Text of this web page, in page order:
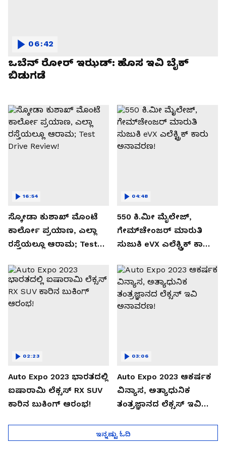
ಒಬೆನ್ ರೋರ್ ಇಝಡ್: ಹೊಸ ಇವಿ ಬೈಕ್
ಬಿಡುಗಡೆ
06:42
ಸ್ಕೋಡಾ ಕುಶಾಖ್ ಮೊಂಟೆ
ಕಾರ್ಲೋ ಪ್ರಯಾಣ, ಎಲ್ಲಾ
ರಸ್ತೆಯಲ್ಲೂ ಆರಾಮ; Test
16:54
550 ಕಿ.ಮೀ ಮೈಲೇಜ್,
ಗೇಮ್‌ಚೇಂಜರ್ ಮಾರುತಿ
ಸುಜುಕಿ eVX ಎಲೆಕ್ಟ್ರಿಕ್ ಕಾರು
04:48
Auto Expo 2023 ಭಾರತದಲ್ಲಿ
ಐಷಾರಾಮಿ ಲೆಕ್ಸಸ್ RX SUV
ಕಾರಿನ ಬುಕಿಂಗ್ ಆರಂಭ!
02:23
Auto Expo 2023 ಆಕರ್ಷಕ
ವಿನ್ಯಾಸ, ಅತ್ಯಾಧುನಿಕ
ತಂತ್ರಜ್ಞಾನದ ಲೆಕ್ಸಸ್ ಇವಿ
03:06
ಇನ್ನಷ್ಟು ಓದಿ